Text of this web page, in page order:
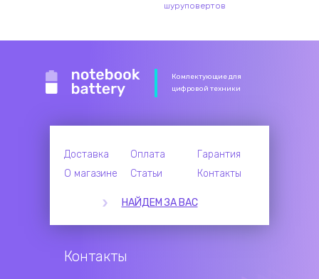
шуруповертов
Комлектующие для
цифровой техники
Доставка Оплата
Гарантия
О магазине
Статьи Контакты
НАЙДЕМ ЗА ВАС
Контакты